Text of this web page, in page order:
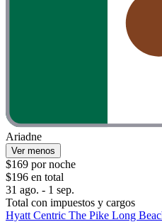
Ariadne
Ver menos
$169 por noche
$196 en total
31 ago. - 1 sep.
Total con impuestos y cargos
Hyatt Centric The Pike Long